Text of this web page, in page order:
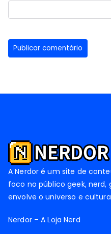
A Nerdor é um site de
foco no público geek,
envolve o universo e
Nerdor – A Loja Nerd